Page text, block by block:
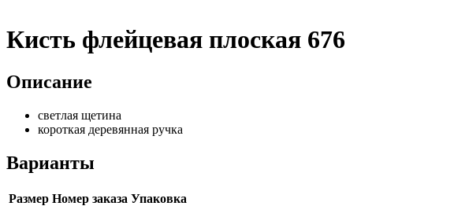
Кисть флейцевая плоская 676
Описание
светлая щетина
короткая деревянная ручка
Варианты
Размер Номер заказа Упаковка